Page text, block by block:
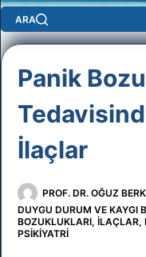
No
results
ARA
Panik
İlaçlar
PROF. DR. OĞUZ
DUYGU DURUM VE KAYGI
BOZUKLUKLARI, İLAÇLAR,
PSIKIYATRI